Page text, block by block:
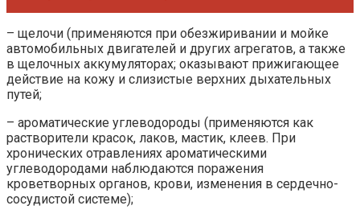
– щелочи (применяются при обезжиривании и мойке
автомобильных двигателей и других агрегатов, а также
в щелочных аккумуляторах; оказывают прижигающее
действие на кожу и слизистые верхних дыхательных
путей;
– ароматические углеводороды (применяются как
растворители красок, лаков, мастик, клеев. При
хронических отравлениях ароматическими
углеводородами наблюдаются поражения
кроветворных органов, крови, изменения в сердечно-
сосудистой системе);